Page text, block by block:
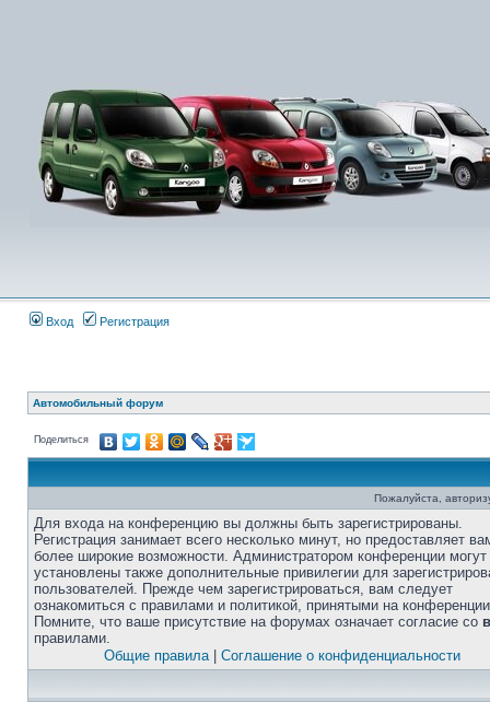
Вход Регистрация
Автомобильный форум
Поделиться
Пожалуйста,
Для входа на конференцию вы должны быть зарегистрированы.
Регистрация занимает всего несколько минут, но предоставляет
более широкие возможности. Администратором конференции
установлены также дополнительные привилегии для
пользователей. Прежде чем зарегистрироваться, вам следует
ознакомиться с правилами и политикой, принятыми на
Помните, что ваше присутствие на форумах означает согласие со
правилами.
Общие правила| Соглашение о конфиденциальности